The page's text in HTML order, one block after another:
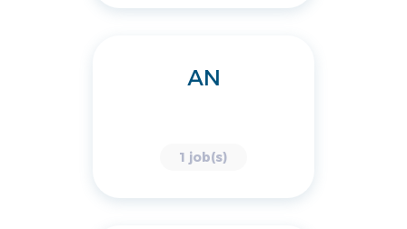
AN
1 job(s)